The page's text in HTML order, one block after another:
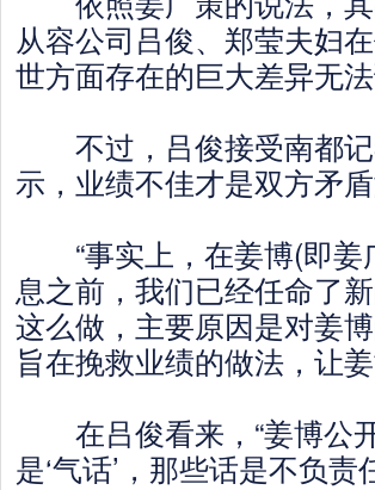
从容公司吕俊、郑莹夫妇
世方面存在的巨大差异无法
不过，吕俊接受南都记
示，业绩不佳才是双方矛
“事实上，在姜博(即姜
息之前，我们已经任命了
这么做，主要原因是对姜
旨在挽救业绩的做法，让
在吕俊看来，“姜博公
是‘气话’，那些话是不负责